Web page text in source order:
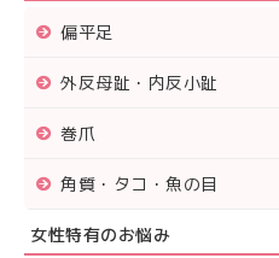
偏平足
外反母趾・内反小趾
巻爪
角質・タコ・魚の目
女性特有のお悩み